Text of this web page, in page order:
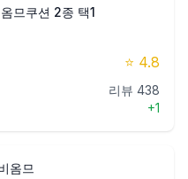
므쿠션 2종 택1
⭐ 4.8
리뷰 438
+1
옴므